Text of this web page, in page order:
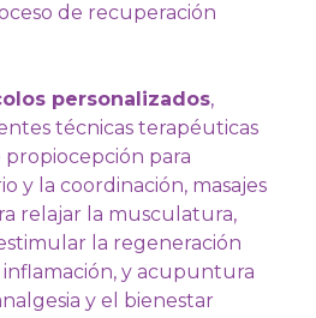
de recuperación
personalizados,
técnicas terapéuticas
propiocepción para
y la coordinación, masajes
relajar la musculatura,
la regeneración
y acupuntura
y el bienestar